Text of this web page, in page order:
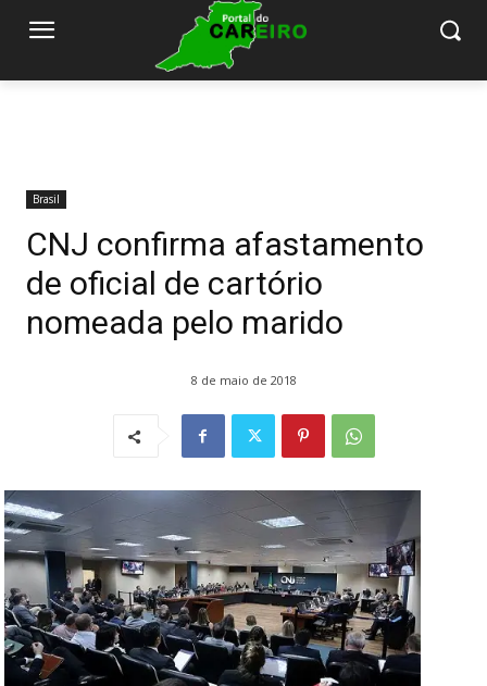
Brasil
CNJ confirma afastamento
de oficial de cartório
nomeada pelo marido
8 de maio de 2018